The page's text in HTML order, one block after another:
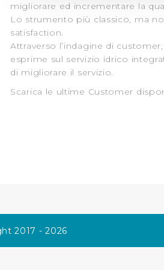
Utilizziamo dei cookie
navigazione sulle pagine e
consensi dallo stesso
per personalizzare
modo in cui l’Utente
loro o che hanno raccolto
eccezione dei cookie
dunque la continuazione
migliorare ed incrementare la
Lo strumento più classico, ma
satisfaction.
Attraverso l’indagine di
esprime sul servizio idrico
di migliorare il servizio.
Scarica le ultime Customer
2017 - 2026